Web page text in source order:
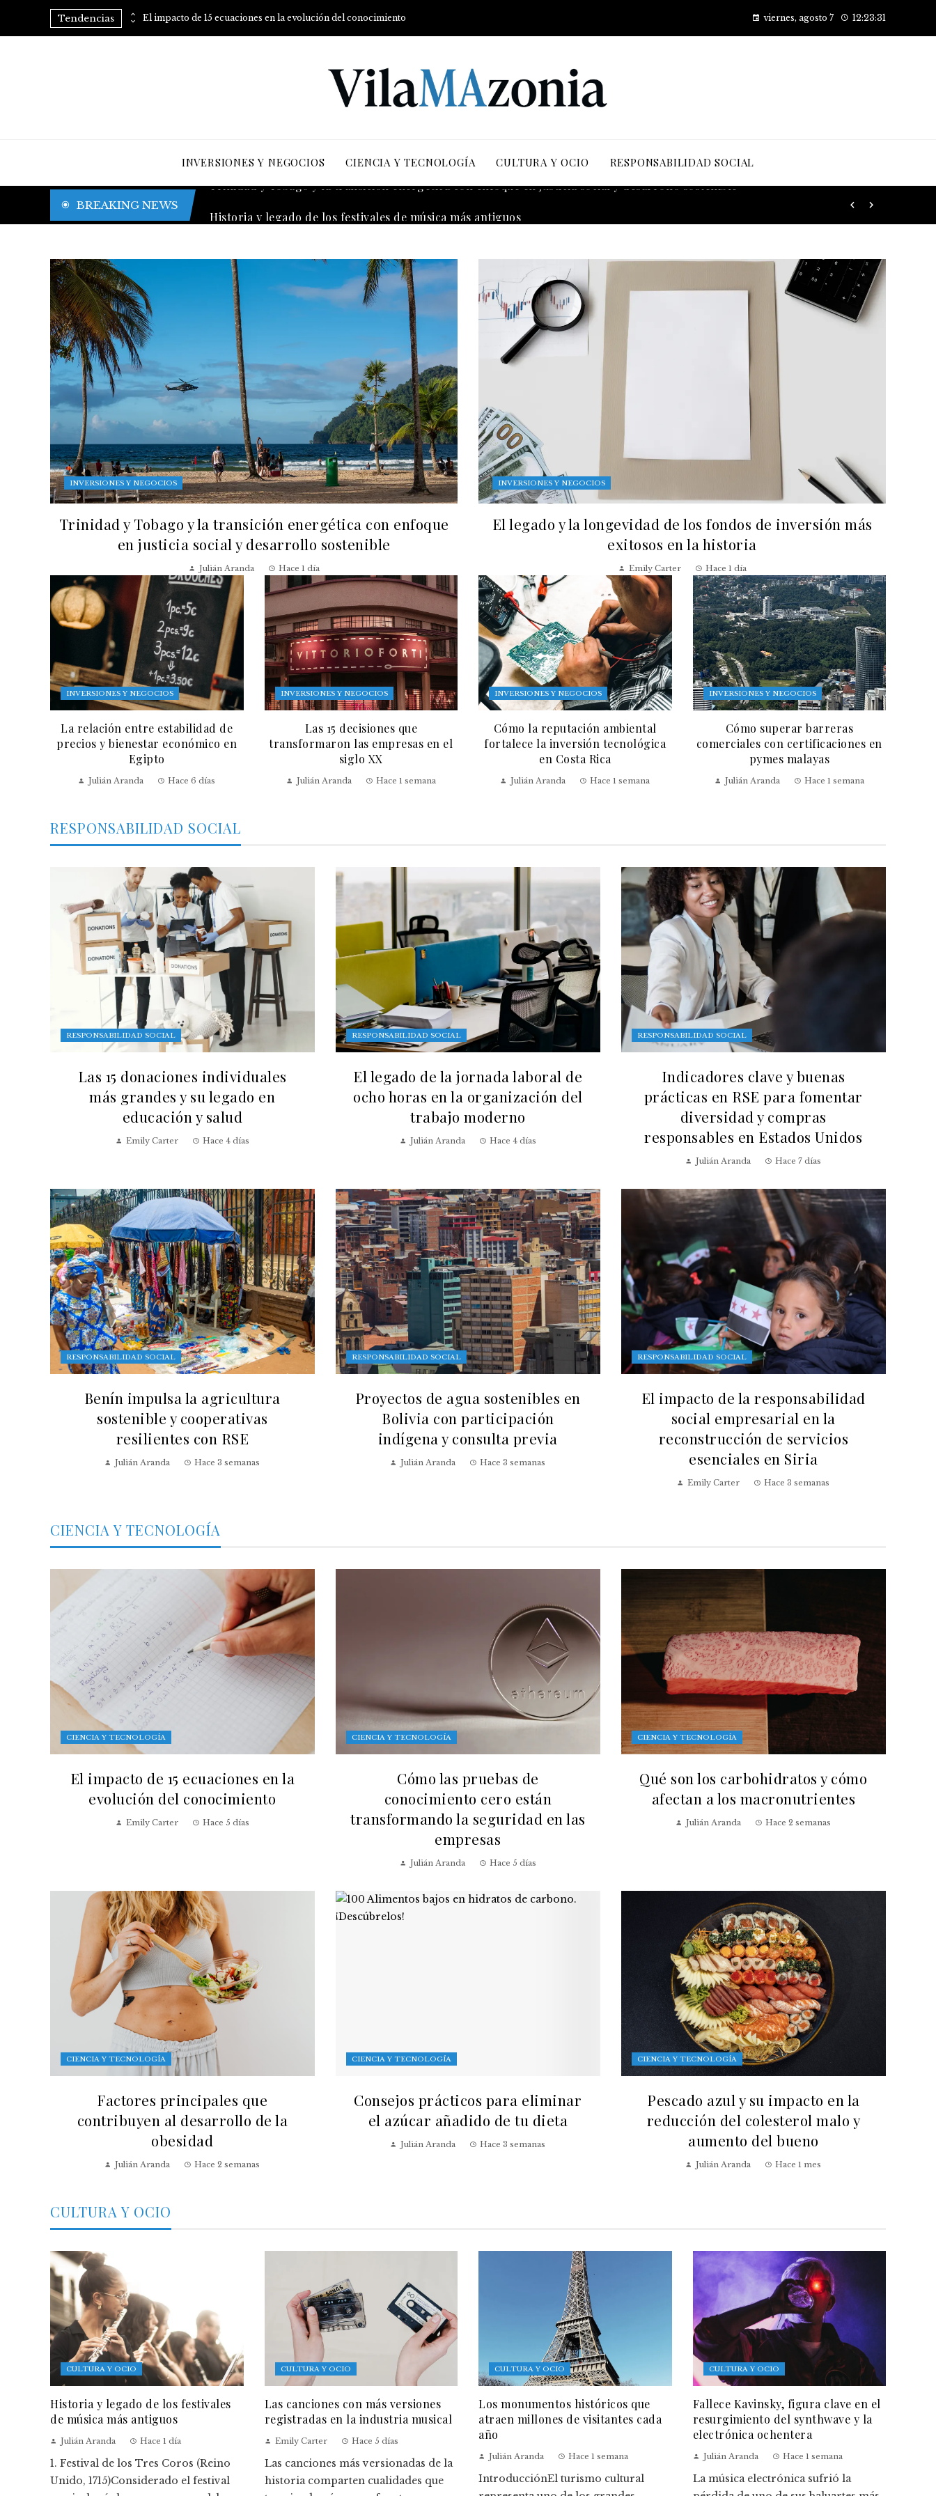
Tendencias Consejos prácticos para eliminar el azúcar añadido de tu dieta El impacto de 15 ecuaciones en la evolución del conocimiento viernes, agosto 7 12:23:33
INVERSIONES Y NEGOCIOS CIENCIA Y TECNOLOGÍA CULTURA Y OCIO RESPONSABILIDAD SOCIAL
BREAKING NEWS
INVERSIONES Y NEGOCIOS
Trinidad y Tobago y la transición energética con enfoque
en justicia social y desarrollo sostenible
Julián Aranda Hace 1 día
INVERSIONES Y NEGOCIOS
El legado y la longevidad de los fondos de inversión más
exitosos en la historia
Emily Carter Hace 1 día
INVERSIONES Y NEGOCIOS
La relación entre estabilidad de
precios y bienestar económico en
Egipto
Julián Aranda Hace 6 días
INVERSIONES Y NEGOCIOS
Las 15 decisiones que
transformaron las empresas en el
siglo XX
Julián Aranda Hace 1 semana
INVERSIONES Y NEGOCIOS
Cómo la reputación ambiental
fortalece la inversión tecnológica
en Costa Rica
Julián Aranda Hace 1 semana
INVERSIONES Y NEGOCIOS
Cómo superar barreras
comerciales con certificaciones en
pymes malayas
Julián Aranda Hace 1 semana
RESPONSABILIDAD SOCIAL
RESPONSABILIDAD SOCIAL
Las 15 donaciones individuales
más grandes y su legado en
educación y salud
Emily Carter Hace 4 días
RESPONSABILIDAD SOCIAL
El legado de la jornada laboral de
ocho horas en la organización del
trabajo moderno
Julián Aranda Hace 4 días
RESPONSABILIDAD SOCIAL
Indicadores clave y buenas
prácticas en RSE para fomentar
diversidad y compras
responsables en Estados Unidos
Julián Aranda Hace 7 días
RESPONSABILIDAD SOCIAL
Benín impulsa la agricultura
sostenible y cooperativas
resilientes con RSE
Julián Aranda Hace 3 semanas
RESPONSABILIDAD SOCIAL
Proyectos de agua sostenibles en
Bolivia con participación
indígena y consulta previa
Julián Aranda Hace 3 semanas
RESPONSABILIDAD SOCIAL
El impacto de la responsabilidad
social empresarial en la
reconstrucción de servicios
esenciales en Siria
Emily Carter Hace 3 semanas
CIENCIA Y TECNOLOGÍA
CIENCIA Y TECNOLOGÍA
El impacto de 15 ecuaciones en la
evolución del conocimiento
Emily Carter Hace 5 días
CIENCIA Y TECNOLOGÍA
Cómo las pruebas de
conocimiento cero están
transformando la seguridad en las
empresas
Julián Aranda Hace 5 días
CIENCIA Y TECNOLOGÍA
Qué son los carbohidratos y cómo
afectan a los macronutrientes
Julián Aranda Hace 2 semanas
CIENCIA Y TECNOLOGÍA
Factores principales que
contribuyen al desarrollo de la
obesidad
Julián Aranda Hace 2 semanas
CIENCIA Y TECNOLOGÍA
Consejos prácticos para eliminar
el azúcar añadido de tu dieta
Julián Aranda Hace 3 semanas
CIENCIA Y TECNOLOGÍA
Pescado azul y su impacto en la
reducción del colesterol malo y
aumento del bueno
Julián Aranda Hace 1 mes
CULTURA Y OCIO
CULTURA Y OCIO
Historia y legado de los festivales
de música más antiguos
Julián Aranda Hace 1 día
1. Festival de los Tres Coros (Reino
Unido, 1715)Considerado el festival
CULTURA Y OCIO
Las canciones con más versiones
registradas en la industria musical
Emily Carter Hace 5 días
Las canciones más versionadas de la
historia comparten cualidades que
CULTURA Y OCIO
Los monumentos históricos que
atraen millones de visitantes cada
año
Julián Aranda Hace 1 semana
IntroducciónEl turismo cultural
CULTURA Y OCIO
Fallece Kavinsky, figura clave en el
resurgimiento del synthwave y la
electrónica ochentera
Julián Aranda Hace 1 semana
La música electrónica sufrió la